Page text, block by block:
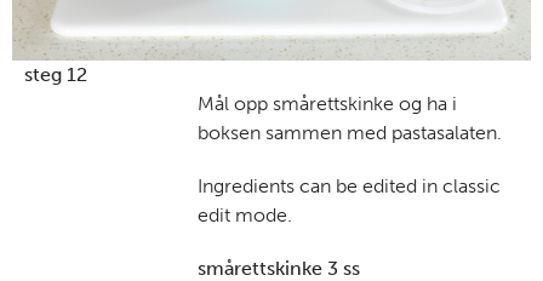
steg 12
Mål opp smårettskinke og ha i
boksen sammen med pastasalaten.
Ingredients can be edited in classic
edit mode.
smårettskinke 3 ss